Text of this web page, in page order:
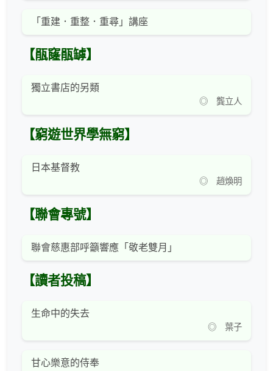
「重建．重整．重尋」講座
【瓹窿瓹罅】
獨立書店的另類
◎ 龔立人
【窮遊世界學無窮】
日本基督教
◎ 趙煥明
【聯會專號】
聯會慈惠部呼籲響應「敬老雙月」
【讀者投稿】
生命中的失去
◎ 葉子
甘心樂意的侍奉